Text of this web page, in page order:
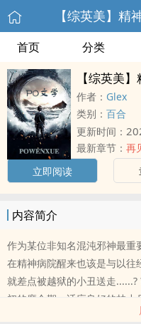
【综英美】精
首页 分类
【综英美
作者： Glex
类别： 百合
更新时间：
最新章节： 再
立即阅读
内容简介
作为某位非知名混沌邪神最重
在精神病院醒来也该是与以往
就差点被越狱的小丑送走
初的磨合期，适应良好的林小
的小小爱好，还在某次小丑的